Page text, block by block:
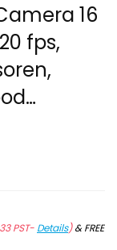
16
fps,
PST- Details)&FREE